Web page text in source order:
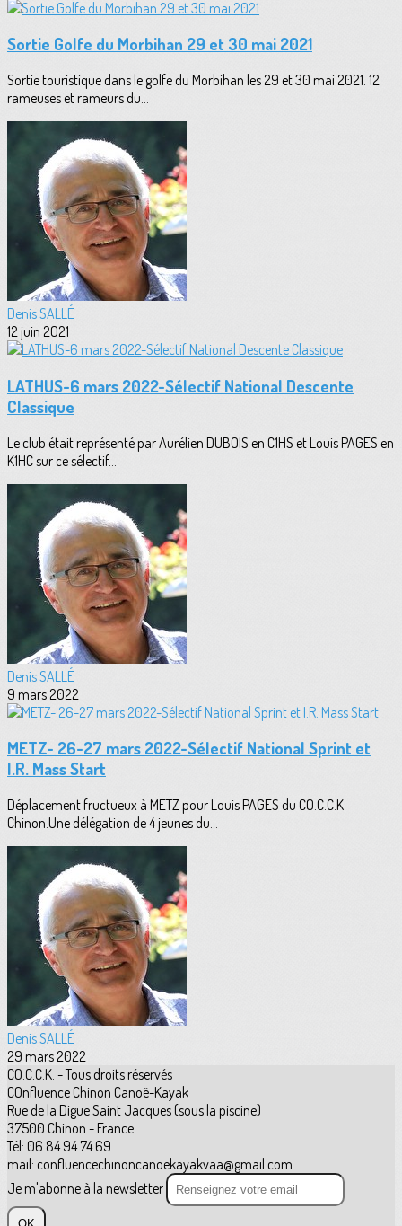
Sortie Golfe du Morbihan 29 et 30 mai 2021
Sortie touristique dans le golfe du Morbihan les 29 et 30 mai 2021. 12
rameuses et rameurs du...
Denis SALLÉ
12 juin 2021
LATHUS-6 mars 2022-Sélectif National Descente
Classique
Le club était représenté par Aurélien DUBOIS en C1HS et Louis PAGES en
K1HC sur ce sélectif...
Denis SALLÉ
9 mars 2022
METZ- 26-27 mars 2022-Sélectif National Sprint et
I.R. Mass Start
Déplacement fructueux à METZ pour Louis PAGES du CO.C.C.K.
Chinon.Une délégation de 4 jeunes du...
Denis SALLÉ
29 mars 2022
CO.C.C.K. - Tous droits réservés
COnfluence Chinon Canoë-Kayak
Rue de la Digue Saint Jacques (sous la piscine)
37500 Chinon - France
Tél: 06.84.94.74.69
mail: confluencechinoncanoekayakvaa@gmail.com
Je m'abonne à la newsletter